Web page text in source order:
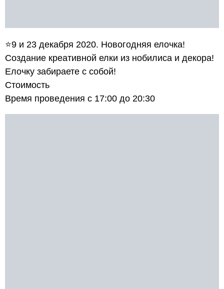
⭐9 и 23 декабря 2020. Новогодняя елочка!
Создание креативной елки из нобилиса и декора!
Елочку забираете с собой!
Стоимость
Время проведения с 17:00 до 20:30